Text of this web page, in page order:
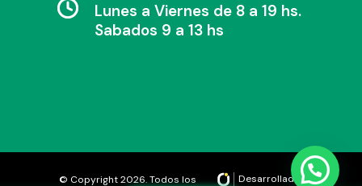
Lunes a Viernes de 8 a 19 hs.
Sabados 9 a 13 hs
© Copyright 2026. Todos los
Desarrollado por